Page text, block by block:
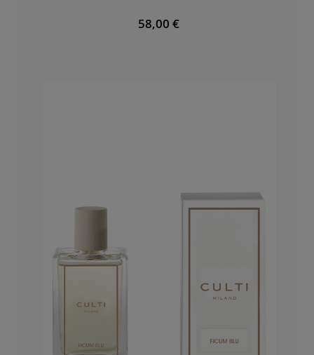
58,00 €